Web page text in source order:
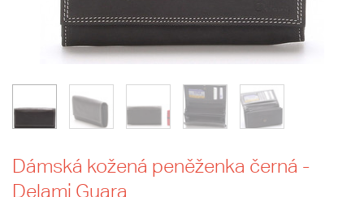
Dámská kožená peněženka černá -
Delami Guara